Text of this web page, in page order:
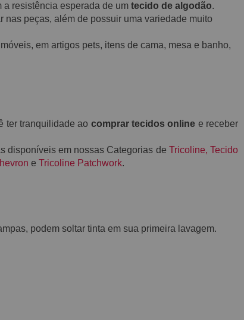
a resistência esperada de um tecido de algodão.
nas peças, além de possuir uma variedade muito
em artigos pets, itens de cama, mesa e banho,
ter tranquilidade ao comprar tecidos online e receber
disponíveis em nossas Categorias de Tricoline, Tecido
e Tricoline Patchwork.
podem soltar tinta em sua primeira lavagem.